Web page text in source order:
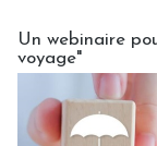
Un webinaire
voyage"